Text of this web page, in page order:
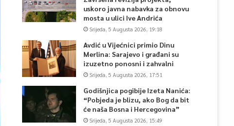
uskoro javna nabavka za obnovu
mosta u ulici Ive Andrića
Srijeda, 5 Augusta 2026, 19:18
Avdić u Vijećnici primio Dinu
Merlina: Sarajevo i građani su
izuzetno ponosni i zahvalni
Srijeda, 5 Augusta 2026, 17:51
Godišnjica pogibije Izeta Nanića:
“Pobjeda je blizu, ako Bog da bit
će naša Bosna i Hercegovina”
Srijeda, 5 Augusta 2026, 15:49